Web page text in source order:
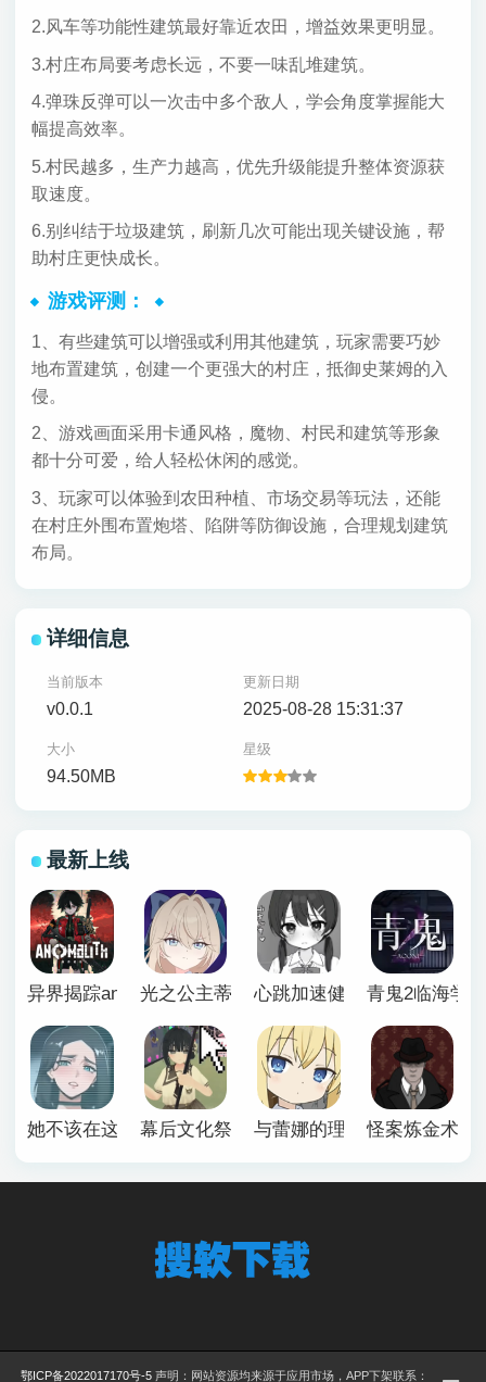
2.风车等功能性建筑最好靠近农田，增益效果更明显。
3.村庄布局要考虑长远，不要一味乱堆建筑。
4.弹珠反弹可以一次击中多个敌人，学会角度掌握能大
幅提高效率。
5.村民越多，生产力越高，优先升级能提升整体资源获
取速度。
6.别纠结于垃圾建筑，刷新几次可能出现关键设施，帮
助村庄更快成长。
游戏评测：
1、有些建筑可以增强或利用其他建筑，玩家需要巧妙
地布置建筑，创建一个更强大的村庄，抵御史莱姆的入
侵。
2、游戏画面采用卡通风格，魔物、村民和建筑等形象
都十分可爱，给人轻松休闲的感觉。
3、玩家可以体验到农田种植、市场交易等玩法，还能
在村庄外围布置炮塔、陷阱等防御设施，合理规划建筑
布局。
详细信息
当前版本
v0.0.1
更新日期
2025-08-28 15:31:37
大小
94.50MB
星级
最新上线
异界揭踪anomalith光之公主蒂亚丽普莉兹姆游戏
心跳加速健康诊断安卓汉化
青鬼2临海学
她不该在这里官方版幕后文化祭游戏与蕾娜的理想生活安卓
怪案炼金术师
鄂ICP备2022017170号-5声明：网站资源均来源于应用市场，APP下架联系：